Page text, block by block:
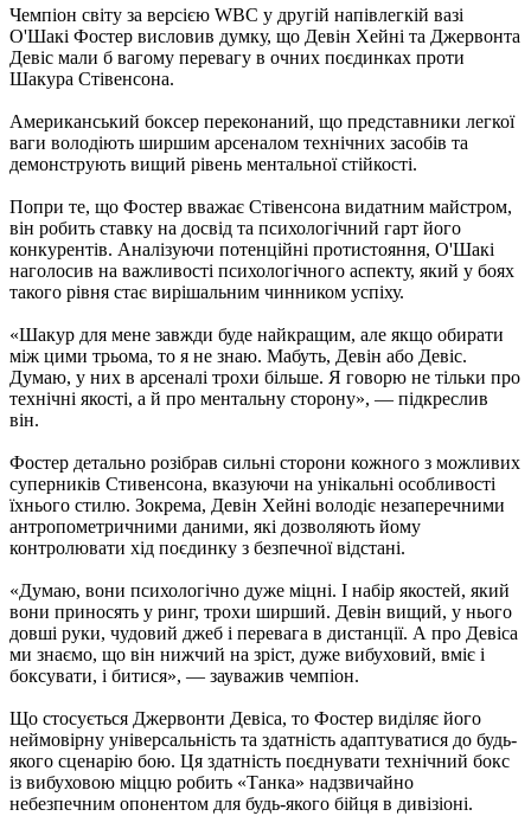
Чемпіон світу за версією WBC у другій напівлегкій вазі
О'Шакі Фостер висловив думку, що Девін Хейні та Джервонта
Девіс мали б вагому перевагу в очних поєдинках проти
Шакура Стівенсона.
Американський боксер переконаний, що представники легкої
ваги володіють ширшим арсеналом технічних засобів та
демонструють вищий рівень ментальної стійкості.
Попри те, що Фостер вважає Стівенсона видатним майстром,
він робить ставку на досвід та психологічний гарт його
конкурентів. Аналізуючи потенційні протистояння, О'Шакі
наголосив на важливості психологічного аспекту, який у боях
такого рівня стає вирішальним чинником успіху.
«Шакур для мене завжди буде найкращим, але якщо обирати
між цими трьома, то я не знаю. Мабуть, Девін або Девіс.
Думаю, у них в арсеналі трохи більше. Я говорю не тільки про
технічні якості, а й про ментальну сторону», — підкреслив
він.
Фостер детально розібрав сильні сторони кожного з можливих
суперників Стивенсона, вказуючи на унікальні особливості
їхнього стилю. Зокрема, Девін Хейні володіє незаперечними
антропометричними даними, які дозволяють йому
контролювати хід поєдинку з безпечної відстані.
«Думаю, вони психологічно дуже міцні. І набір якостей, який
вони приносять у ринг, трохи ширший. Девін вищий, у нього
довші руки, чудовий джеб і перевага в дистанції. А про Девіса
ми знаємо, що він нижчий на зріст, дуже вибуховий, вміє і
боксувати, і битися», — зауважив чемпіон.
Що стосується Джервонти Девіса, то Фостер виділяє його
неймовірну універсальність та здатність адаптуватися до будь-
якого сценарію бою. Ця здатність поєднувати технічний бокс
із вибуховою міццю робить «Танка» надзвичайно
небезпечним опонентом для будь-якого бійця в дивізіоні.